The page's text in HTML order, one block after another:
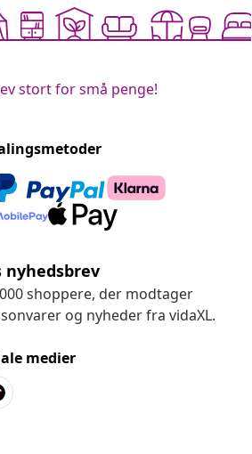
stort for små penge!
nyhedsbrev
shoppere, der modtager
og nyheder fra vidaXL.
medier